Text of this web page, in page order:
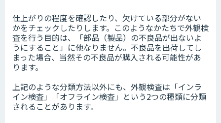
仕上がりの程度を確認したり、欠けている部分がない
かをチェックしたりします。このようなかたちで外観検
査を行う目的は、「部品（製品）の不良品が出ないよ
うにすること」に他なりません。不良品を出荷してし
まった場合、当然その不良品が購入される可能性があ
ります。
上記のような分類方法以外にも、外観検査は「インラ
イン検査」「オフライン検査」という2つの種類に分類
されることがあります。